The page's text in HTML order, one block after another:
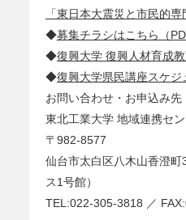
「東日本大震災と市民的専
◆募集チラシはこちら（
◆復興大学 復興人材育成
◆復興大学県民講座スケジ
お問い合わせ・お申込み先
東北工業大学 地域連携セ
〒982-8577
仙台市太白区八木山香澄
ス1号館）
TEL:022-305-3818 ／